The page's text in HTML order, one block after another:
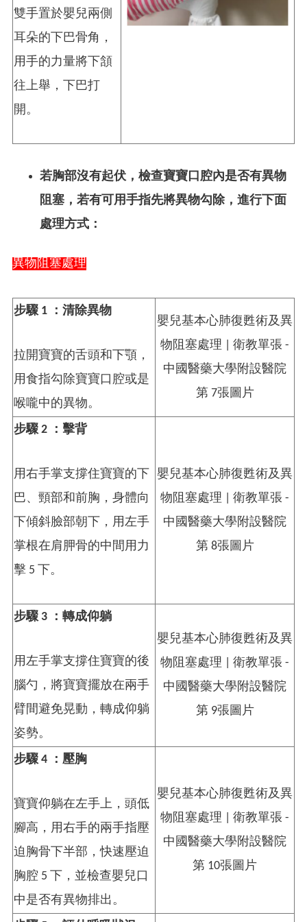
雙手置於嬰兒兩側
耳朵的下巴骨角，
用手的力量將下頷
往上舉，下巴打
開。
若胸部沒有起伏，檢查寶寶口腔內是否有異物
阻塞，若有可用手指先將異物勾除，進行下面
處理方式：
異物阻塞處理
步驟 1 ：清除異物
拉開寶寶的舌頭和下顎，
用食指勾除寶寶口腔或是
喉嚨中的異物。
步驟 2 ：擊背
用右手掌支撐住寶寶的下
巴、頸部和前胸，身體向
下傾斜臉部朝下，用左手
掌根在肩胛骨的中間用力
擊 5 下。
步驟 3 ：轉成仰躺
用左手掌支撐住寶寶的後
腦勺，將寶寶擺放在兩手
臂間避免晃動，轉成仰躺
姿勢。
步驟 4 ：壓胸
寶寶仰躺在左手上，頭低
腳高，用右手的兩手指壓
迫胸骨下半部，快速壓迫
胸腔 5 下，並檢查嬰兒口
中是否有異物排出。